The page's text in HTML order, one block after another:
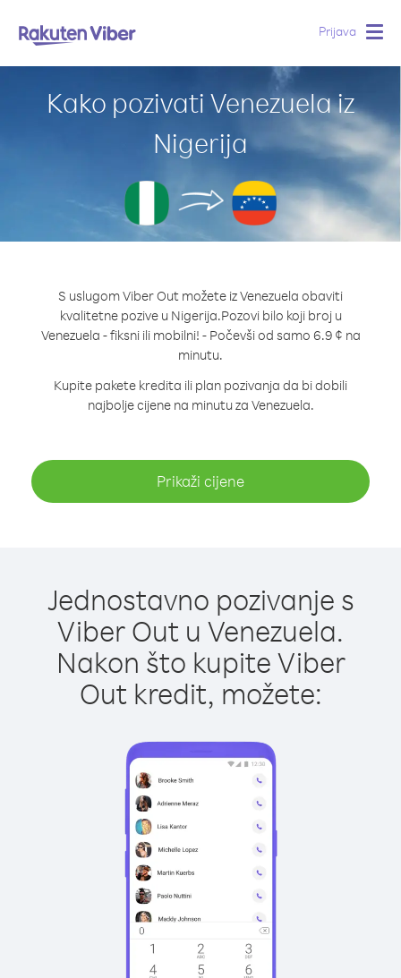
Prijava
Kako pozivati Venezuela iz
Nigerija
S uslugom Viber Out možete iz Venezuela obaviti
kvalitetne pozive u Nigerija.Pozovi bilo koji broj u
Venezuela - fiksni ili mobilni! - Počevši od samo 6.9 ¢ na
minutu.
Kupite pakete kredita ili plan pozivanja da bi dobili
najbolje cijene na minutu za Venezuela.
Prikaži cijene
Jednostavno pozivanje s
Viber Out u Venezuela.
Nakon što kupite Viber
Out kredit, možete: